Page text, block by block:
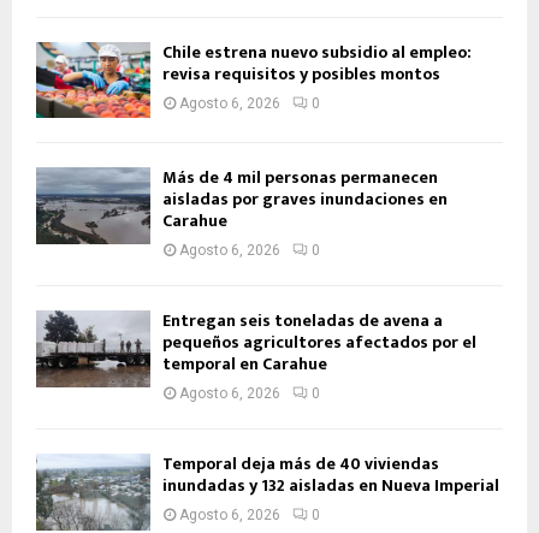
Chile estrena nuevo subsidio al empleo:
revisa requisitos y posibles montos
Agosto 6, 2026 0
Más de 4 mil personas permanecen
aisladas por graves inundaciones en
Carahue
Agosto 6, 2026 0
Entregan seis toneladas de avena a
pequeños agricultores afectados por el
temporal en Carahue
Agosto 6, 2026 0
Temporal deja más de 40 viviendas
inundadas y 132 aisladas en Nueva Imperial
Agosto 6, 2026 0